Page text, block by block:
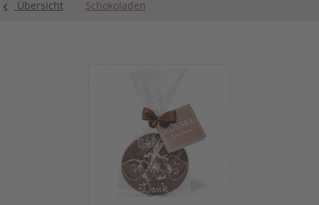
Übersicht Schokoladen